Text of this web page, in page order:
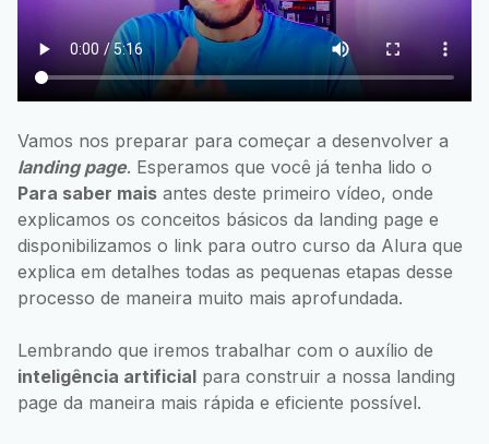
Vamos nos preparar para começar a desenvolver a
landing page. Esperamos que você já tenha lido o
Para saber mais antes deste primeiro vídeo, onde
explicamos os conceitos básicos da landing page e
disponibilizamos o link para outro curso da Alura que
explica em detalhes todas as pequenas etapas desse
processo de maneira muito mais aprofundada.
Lembrando que iremos trabalhar com o auxílio de
inteligência artificial para construir a nossa landing
page da maneira mais rápida e eficiente possível.